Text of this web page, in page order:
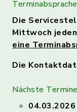
Terminabsprache
Die
Mittwoch
eine
Die
Nächste
04.03.2026